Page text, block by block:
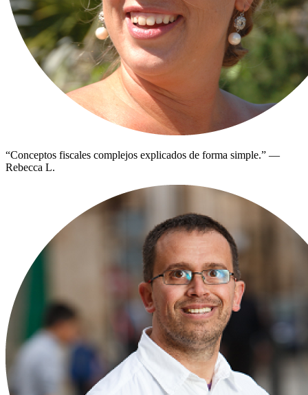
“Conceptos fiscales complejos explicados de forma simple.” —
Rebecca L.